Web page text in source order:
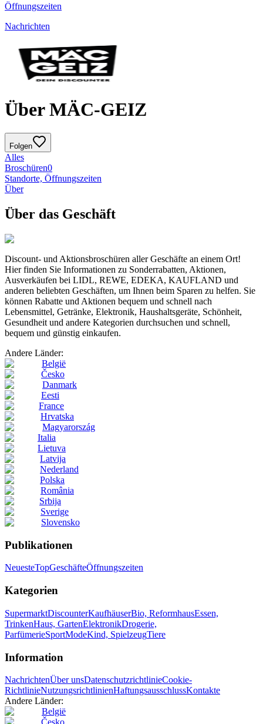
Öffnungszeiten
Nachrichten
Über MÄC-GEIZ
Folgen
Alles
Broschüren0
Standorte, Öffnungszeiten
Über
Über das Geschäft
Discount- und Aktionsbroschüren aller Geschäfte an einem Ort!
Hier finden Sie Informationen zu Sonderrabatten, Aktionen,
Ausverkäufen bei LIDL, REWE, EDEKA, KAUFLAND und
anderen beliebten Geschäften, um Ihnen beim Sparen zu helfen. Sie
können Rabatte und Aktionen bequem und schnell nach
Lebensmittel, Getränke, Elektronik, Haushaltsgeräte, Schönheit,
Gesundheit und andere Kategorien durchsuchen und schnell,
bequem und günstig einkaufen.
Andere Länder:
België
Česko
Danmark
Eesti
France
Hrvatska
Magyarország
Italia
Lietuva
Latvija
Nederland
Polska
România
Srbija
Sverige
Slovensko
Publikationen
NeuesteTopGeschäfteÖffnungszeiten
Kategorien
SupermarktDiscounterKaufhäuserBio, ReformhausEssen,
TrinkenHaus, GartenElektronikDrogerie,
ParfümerieSportModeKind, SpielzeugTiere
Information
NachrichtenÜber unsDatenschutzrichtlinieCookie-
RichtlinieNutzungsrichtlinienHaftungsausschlussKontakte
Andere Länder:
België